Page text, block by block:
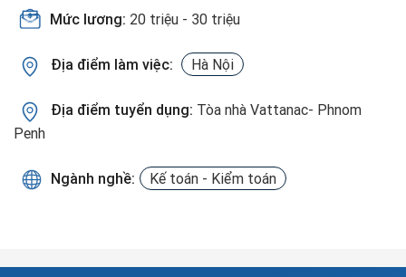
Mức lương: 20 triệu - 30 triệu
Địa điểm làm việc: Hà Nội
Địa điểm tuyển dụng: Tòa nhà Vattanac- Phnom
Penh
Ngành nghề: Kế toán - Kiểm toán